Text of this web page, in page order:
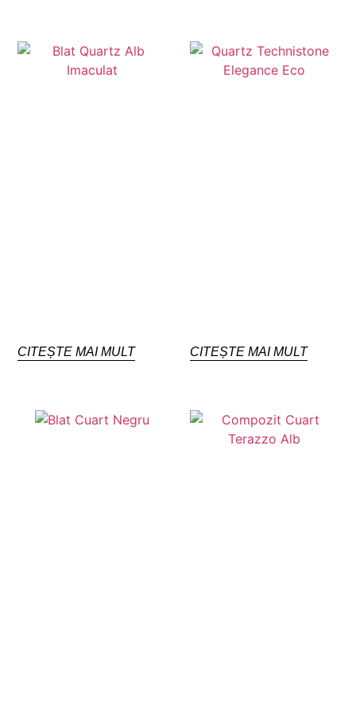
CITEȘTE MAI MULT CITEȘTE MAI MULT